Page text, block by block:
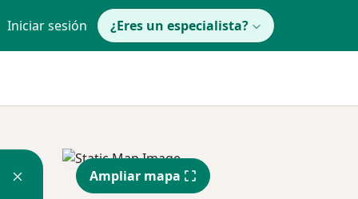
Iniciar sesión ¿Eres un especialista?
Ampliar mapa